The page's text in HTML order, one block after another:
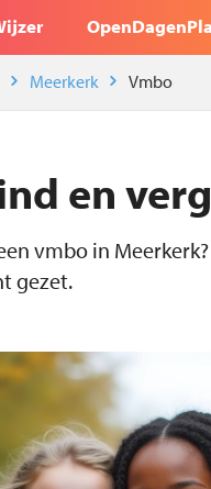
Meerkerk Vmbo
en
vmbo in
gezet.